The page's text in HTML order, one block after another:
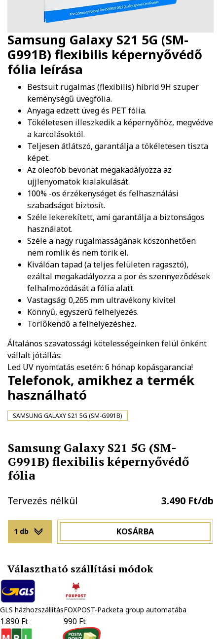
Samsung Galaxy S21 5G (SM-
G991B) flexibilis képernyővédő
fólia leírása
Bestsuit rugalmas (flexibilis) hibrid 9H szuper
keménységű üvegfólia.
Anyaga edzett üveg és PET fólia.
Tökéletesen illeszkedik a képernyőhöz, megvédve
a karcolásoktól.
Teljesen átlátszó, garantálja a tökéletesen tiszta
képet.
Az oleofób bevonat megakadályozza az
ujjlenyomatok kialakulását.
100% -os érzékenységet és felhasználási
szabadságot biztosít.
Széle lekerekített, ami garantálja a biztonságos
használatot.
Széle a nagy rugalmasságának köszönhetően
nem romlik és nem törik el.
Kiválóan tapad (a teljes felületen ragasztó),
ezáltal megakadályozza a por és szennyeződések
felhalmozódását a fólia alatt.
Vastagság: 0,265 mm ultravékony kivitel
Könnyű, egyszerű felhelyezés.
Törlőkendő a felhelyezéshez.
Általános szavatossági kötelességeinken felül önként
vállalt jótállás:
Led UV nyomtatás esetén: 6 hónap kopásgarancia!
Telefonok, amikhez a termék
használható
SAMSUNG GALAXY S21 5G (SM-G991B)
Samsung Galaxy S21 5G (SM-
G991B) flexibilis képernyővédő
fólia
Tervezés nélkül 3.490 Ft/db
1 db KOSÁRBA
Választható szállítási módok
GLS házhozszállítás
1.890 Ft
FOXPOST-Packeta group automatába
990 Ft